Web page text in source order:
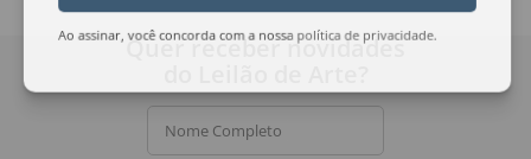
Ao assinar, você concorda com a nossa política de privacidade
Quer receber novidades
Nome Completo